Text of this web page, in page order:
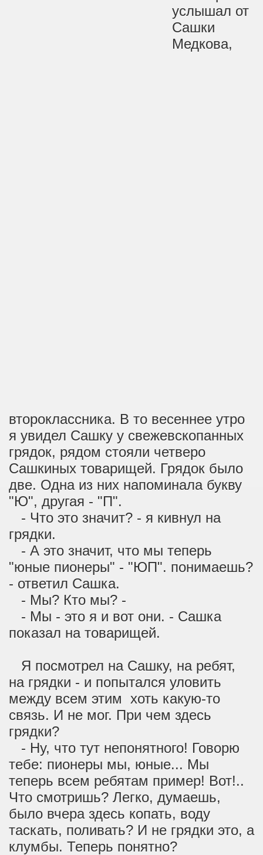
услышал от
Сашки
Медкова,
второклассника. В то весеннее утро
я увидел Сашку у свежевскопанных
грядок, рядом стояли четверо
Сашкиных товарищей. Грядок было
две. Одна из них напоминала букву
"Ю", другая - "П".
- Что это значит? - я кивнул на
грядки.
- А это значит, что мы теперь
"юные пионеры" - "ЮП". понимаешь?
- ответил Сашка.
- Мы? Кто мы? -
- Мы - это я и вот они. - Сашка
показал на товарищей.
Я посмотрел на Сашку, на ребят,
на грядки - и попытался уловить
между всем этим хоть какую-то
связь. И не мог. При чем здесь
грядки?
- Ну, что тут непонятного! Говорю
тебе: пионеры мы, юные... Мы
теперь всем ребятам пример! Вот!..
Что смотришь? Легко, думаешь,
было вчера здесь копать, воду
таскать, поливать? И не грядки это, а
клумбы. Теперь понятно?